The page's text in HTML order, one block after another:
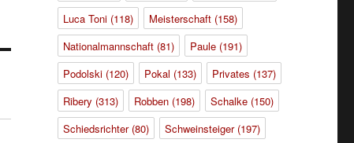
Luca Toni(118) Meisterschaft(158)
Nationalmannschaft(81) Paule(191)
Podolski(120) Pokal (133) Privates (137)
Ribery (313) Robben(198) Schalke(150)
Schiedsrichter(80) Schweinsteiger(197)